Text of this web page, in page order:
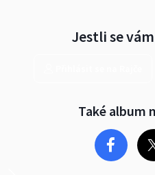
Jestli se
Také album